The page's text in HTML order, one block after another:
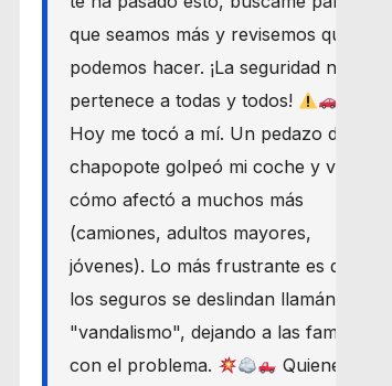
que seamos más y revisemos qué
podemos hacer. ¡La seguridad nos
pertenece a todas y todos!
Hoy me tocó a mí. Un pedazo de
chapopote golpeó mi coche y vi
cómo afectó a muchos más
(camiones, adultos mayores,
jóvenes). Lo más frustrante es que
los seguros se deslindan llamándolo
"vandalismo", dejando a las familias
con el problema.
Quienes